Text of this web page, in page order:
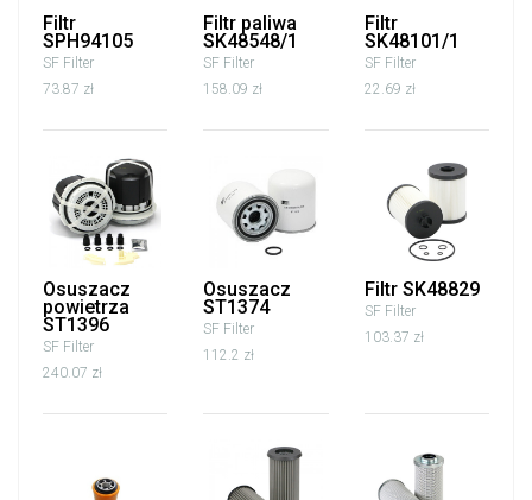
Filtr
SPH94105
SF Filter
73.87 zł
Filtr paliwa
SK48548/1
SF Filter
158.09 zł
Filtr
SK48101/1
SF Filter
22.69 zł
Osuszacz
powietrza
ST1396
SF Filter
240.07 zł
Osuszacz
ST1374
SF Filter
112.2 zł
Filtr SK48829
SF Filter
103.37 zł